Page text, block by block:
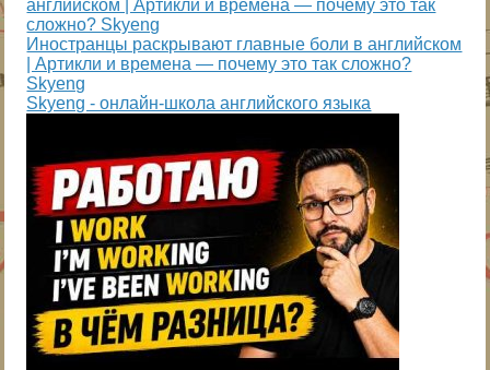
Иностранцы раскрывают главные боли в английском
| Артикли и времена — почему это так сложно?
Skyeng
Skyeng - онлайн-школа английского языка